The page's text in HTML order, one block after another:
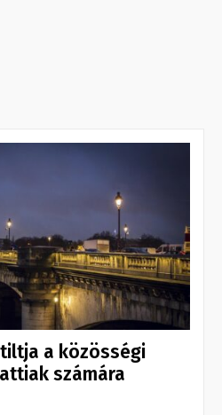
a közösségi
számára